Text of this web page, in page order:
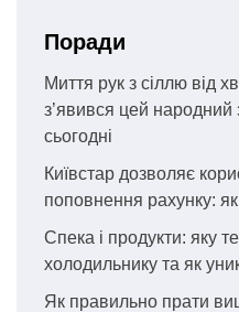
Поради
Миття рук з сіллю від
з’явився цей народний
сьогодні
Київстар дозволяє
поповнення рахунку:
Спека і продукти: яку
холодильнику та як
Як правильно прати